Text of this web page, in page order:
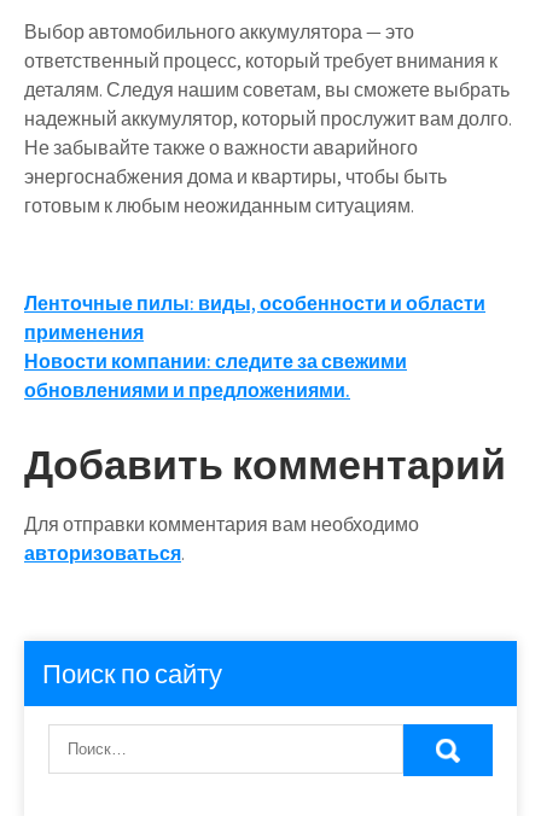
Выбор автомобильного аккумулятора — это
ответственный процесс, который требует внимания к
деталям. Следуя нашим советам, вы сможете выбрать
надежный аккумулятор, который прослужит вам долго.
Не забывайте также о важности аварийного
энергоснабжения дома и квартиры, чтобы быть
готовым к любым неожиданным ситуациям.
Навигация
по
записям
Ленточные пилы: виды, особенности и области
применения
Новости компании: следите за свежими
обновлениями и предложениями.
Добавить комментарий
Для отправки комментария вам необходимо
авторизоваться.
Поиск по сайту